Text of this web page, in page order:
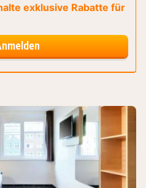
exklusive Rabatte für